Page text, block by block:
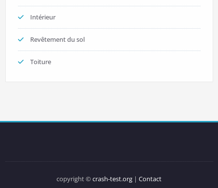
Intérieur
Revêtement du sol
Toiture
copyright ©crash-test.org | Contact